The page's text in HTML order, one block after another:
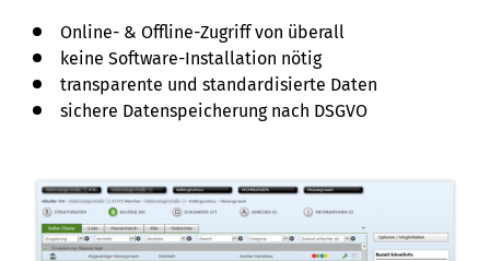
Online- & Offline-Zugriff von überall
keine Software-Installation nötig
transparente und standardisierte Daten
sichere Datenspeicherung nach DSGVO